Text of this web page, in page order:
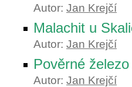
Autor: Jan Krejčí
Malachit u
Autor: Jan Krejčí
Pověrné
Autor: Jan Krejčí